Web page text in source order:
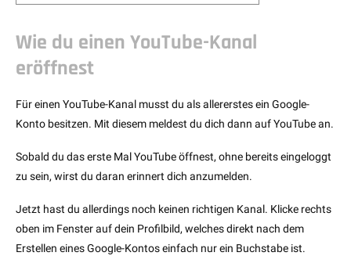
Wie du einen YouTube-Kanal
eröffnest
Für einen YouTube-Kanal musst du als allererstes ein Google-
Konto besitzen. Mit diesem meldest du dich dann auf YouTube an.
Sobald du das erste Mal YouTube öffnest, ohne bereits eingeloggt
zu sein, wirst du daran erinnert dich anzumelden.
Jetzt hast du allerdings noch keinen richtigen Kanal. Klicke rechts
oben im Fenster auf dein Profilbild, welches direkt nach dem
Erstellen eines Google-Kontos einfach nur ein Buchstabe ist.